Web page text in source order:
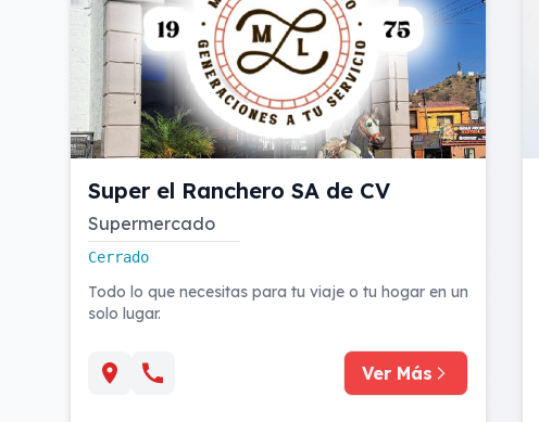
Super el Ranchero SA de CV
Supermercado
Cerrado
Todo lo que necesitas para tu viaje o tu hogar en un
solo lugar.
Ver Más